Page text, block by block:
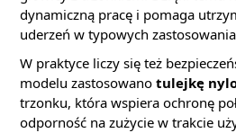
dynamiczną pracę i pomaga
uderzeń w typowych
W praktyce liczy się też
modelu zastosowano tulejkę
trzonku, która wspiera ochronę
odporność na zużycie w trakcie